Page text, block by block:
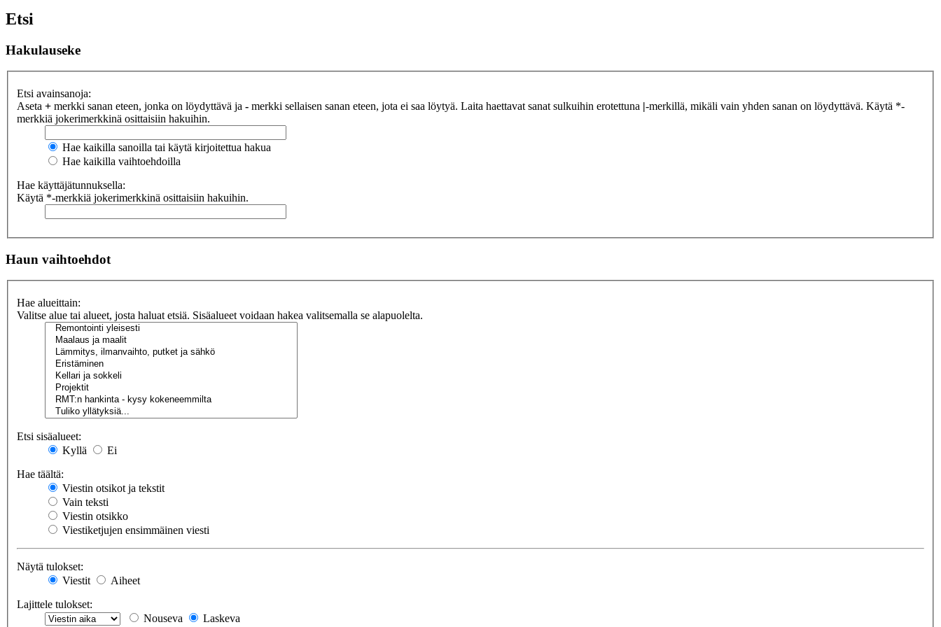
Etsi
Hakulauseke
Etsi avainsanoja:
Aseta + merkki sanan eteen, jonka on löydyttävä ja - merkki sellaisen sanan eteen, jota ei saa löytyä. Laita haettavat sanat sulkuihin erotettuna |-merkillä, mikäli vain yhden sanan on löydyttävä. Käytä *-
merkkiä jokerimerkkinä osittaisiin hakuihin.
Hae kaikilla sanoilla tai käytä kirjoitettua hakua
Hae kaikilla vaihtoehdoilla
Hae käyttäjätunnuksella:
Käytä *-merkkiä jokerimerkkinä osittaisiin hakuihin.
Haun vaihtoehdot
Hae alueittain:
Valitse alue tai alueet, josta haluat etsiä. Sisäalueet voidaan hakea valitsemalla se alapuolelta.
Etsi sisäalueet:
Kyllä
Ei
Hae täältä:
Viestin otsikot ja tekstit
Vain teksti
Viestin otsikko
Viestiketjujen ensimmäinen viesti
Näytä tulokset:
Viestit
Aiheet
Lajittele tulokset:
Nouseva
Laskeva